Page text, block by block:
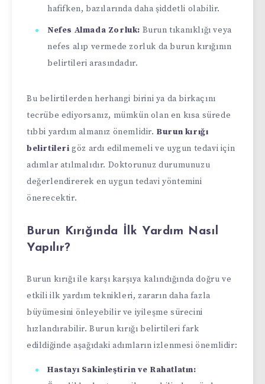
hafifken, bazılarında daha şiddetli olabilir.
Nefes Almada Zorluk: Burun tıkanıklığı veya
nefes alıp vermede zorluk da burun kırığının
belirtileri arasındadır.
Bu belirtilerden herhangi birini ya da birkaçını
tecrübe ediyorsanız, mümkün olan en kısa sürede
tıbbi yardım almanız önemlidir. Burun kırığı
belirtileri göz ardı edilmemeli ve uygun tedavi için
adımlar atılmalıdır. Doktorunuz durumunuzu
değerlendirerek en uygun tedavi yöntemini
önerecektir.
Burun Kırığında İlk Yardım Nasıl
Yapılır?
Burun kırığı ile karşı karşıya kalındığında doğru ve
etkili ilk yardım teknikleri, zararın daha fazla
büyümesini önleyebilir ve iyileşme sürecini
hızlandırabilir. Burun kırığı belirtileri fark
edildiğinde aşağıdaki adımların izlenmesi önemlidir:
Hastayı Sakinleştirin ve Rahatlatın: